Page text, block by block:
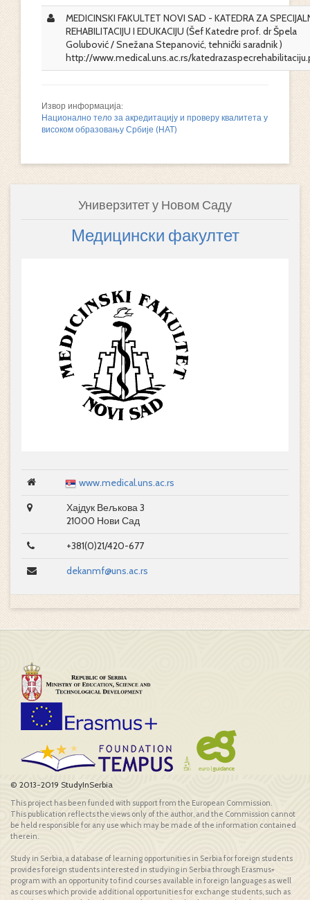
MEDICINSKI FAKULTET NOVI SAD - KATEDRA ZA
REHABILITACIJU I EDUKACIJU (Šef Katedre prof. dr Špela
Golubović / Snežana Stepanović, tehnički saradnik )
http://www.medical.uns.ac.rs/
Извор информација:
Национално тело за акредитацију и проверу квалитета у
високом образовању Србије (НАТ)
Универзитет у Новом Саду
Медицински факултет
www.medical.uns.ac.rs
Хајдук Вељкова 3
21000 Нови Сад
+381(0)21/420-677
dekanmf@uns.ac.rs
© 2013-2019 StudyInSerbia
This project has been funded with support from the European Commission.
This publication reflects the views only of the author, and the Commission cannot
be held responsible for any use which may be made of the information contained
therein.
Study in Serbia, a database of learning opportunities in Serbia for foreign students
provides foreign students interested in studying in Serbia through Erasmus+
program with an opportunity to find courses available in foreign languages as well
as courses which provide additional opportunities for exchange students, such as